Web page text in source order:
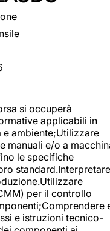
si occuperà
applicabili in
e ambiente;Utilizzare
manuali e/o a
le specifiche
standard.Interpretare
per il controllo
e istruzioni tecnico-